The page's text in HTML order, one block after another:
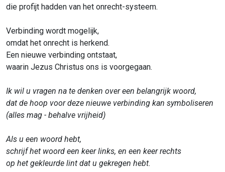
die profijt hadden van het onrecht-systeem.
Verbinding wordt mogelijk,
omdat het onrecht is herkend.
Een nieuwe verbinding ontstaat,
waarin Jezus Christus ons is voorgegaan.
Ik wil u vragen na te denken over een belangrijk woord,
dat de hoop voor deze nieuwe verbinding kan symboliseren
(alles mag - behalve vrijheid)
Als u een woord hebt,
schrijf het woord een keer links, en een keer rechts
op het gekleurde lint dat u gekregen hebt.